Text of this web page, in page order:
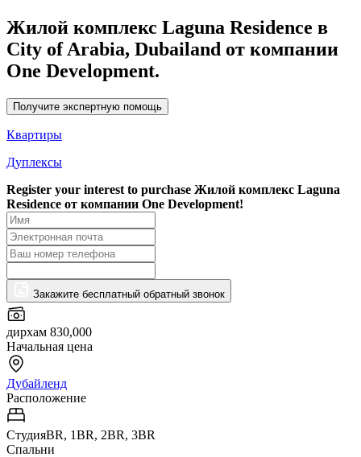
Жилой комплекс Laguna Residence в
City of Arabia, Dubailand от компании
One Development.
Получите экспертную помощь
Квартиры
Дуплексы
Register your interest to purchase Жилой комплекс Laguna
Residence от компании One Development!
Закажите бесплатный обратный звонок
дирхам 830,000
Начальная цена
Дубайленд
Расположение
СтудияBR, 1BR, 2BR, 3BR
Спальни